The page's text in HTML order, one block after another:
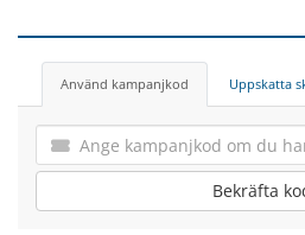
Använd kampanjkod Uppskatta
Bekräfta